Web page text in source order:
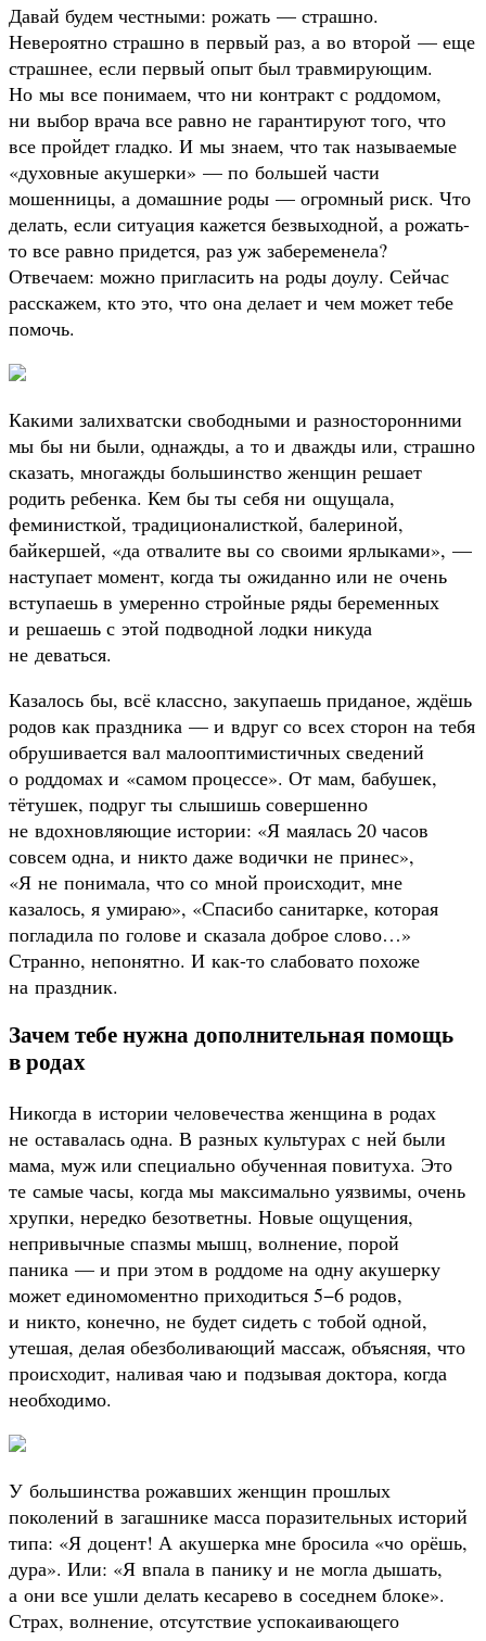
Давай будем честными: рожать — страшно.
Невероятно страшно в первый раз, а во второй — еще
страшнее, если первый опыт был травмирующим.
Но мы все понимаем, что ни контракт с роддомом,
ни выбор врача все равно не гарантируют того, что
все пройдет гладко. И мы знаем, что так называемые
«духовные акушерки» — по большей части
мошенницы, а домашние роды — огромный риск. Что
делать, если ситуация кажется безвыходной, а рожать-
то все равно придется, раз уж забеременела?
Отвечаем: можно пригласить на роды доулу. Сейчас
расскажем, кто это, что она делает и чем может тебе
помочь.
Какими залихватски свободными и разносторонними
мы бы ни были, однажды, а то и дважды или, страшно
сказать, многажды большинство женщин решает
родить ребенка. Кем бы ты себя ни ощущала,
феминисткой, традиционалисткой, балериной,
байкершей, «да отвалите вы со своими ярлыками», —
наступает момент, когда ты ожиданно или не очень
вступаешь в умеренно стройные ряды беременных
и решаешь с этой подводной лодки никуда
не деваться.
Казалось бы, всё классно, закупаешь приданое, ждёшь
родов как праздника — и вдруг со всех сторон на тебя
обрушивается вал малооптимистичных сведений
о роддомах и «самом процессе». От мам, бабушек,
тётушек, подруг ты слышишь совершенно
не вдохновляющие истории: «Я маялась 20 часов
совсем одна, и никто даже водички не принес»,
«Я не понимала, что со мной происходит, мне
казалось, я умираю», «Спасибо санитарке, которая
погладила по голове и сказала доброе слово…»
Странно, непонятно. И как-то слабовато похоже
на праздник.
Зачем тебе нужна дополнительная помощь
в родах
Никогда в истории человечества женщина в родах
не оставалась одна. В разных культурах с ней были
мама, муж или специально обученная повитуха. Это
те самые часы, когда мы максимально уязвимы, очень
хрупки, нередко безответны. Новые ощущения,
непривычные спазмы мышц, волнение, порой
паника — и при этом в роддоме на одну акушерку
может единомоментно приходиться 5−6 родов,
и никто, конечно, не будет сидеть с тобой одной,
утешая, делая обезболивающий массаж, объясняя, что
происходит, наливая чаю и подзывая доктора, когда
необходимо.
У большинства рожавших женщин прошлых
поколений в загашнике масса поразительных историй
типа: «Я доцент! А акушерка мне бросила «чо орёшь,
дура». Или: «Я впала в панику и не могла дышать,
а они все ушли делать кесарево в соседнем блоке».
Страх, волнение, отсутствие успокаивающего